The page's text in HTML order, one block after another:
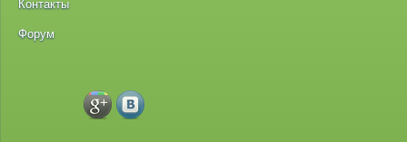
Контакты
Форум